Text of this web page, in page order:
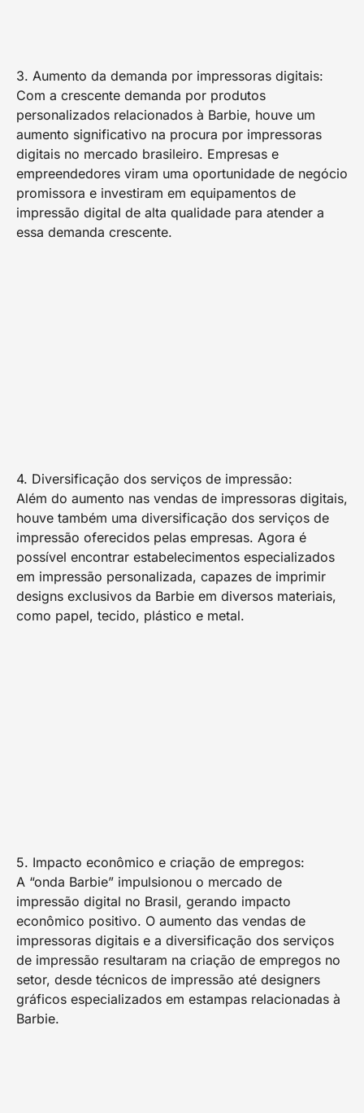
3. Aumento da demanda por impressoras digitais:
Com a crescente demanda por produtos
personalizados relacionados à Barbie, houve um
aumento significativo na procura por impressoras
digitais no mercado brasileiro. Empresas e
empreendedores viram uma oportunidade de negócio
promissora e investiram em equipamentos de
impressão digital de alta qualidade para atender a
essa demanda crescente.
4. Diversificação dos serviços de impressão:
Além do aumento nas vendas de impressoras digitais,
houve também uma diversificação dos serviços de
impressão oferecidos pelas empresas. Agora é
possível encontrar estabelecimentos especializados
em impressão personalizada, capazes de imprimir
designs exclusivos da Barbie em diversos materiais,
como papel, tecido, plástico e metal.
5. Impacto econômico e criação de empregos:
A “onda Barbie” impulsionou o mercado de
impressão digital no Brasil, gerando impacto
econômico positivo. O aumento das vendas de
impressoras digitais e a diversificação dos serviços
de impressão resultaram na criação de empregos no
setor, desde técnicos de impressão até designers
gráficos especializados em estampas relacionadas à
Barbie.